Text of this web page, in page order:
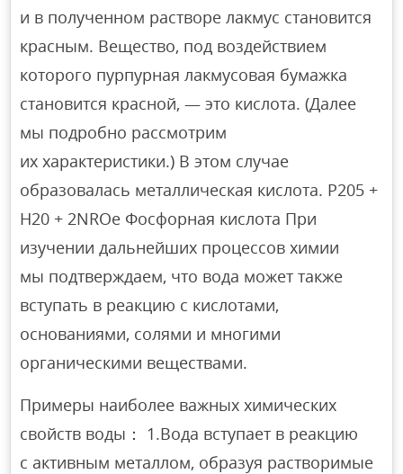
и в полученном растворе лакмус становится
красным. Вещество, под воздействием
которого пурпурная лакмусовая бумажка
становится красной, — это кислота. (Далее
мы подробно рассмотрим
их характеристики.) В этом случае
образовалась металлическая кислота. Р205 +
Н20 + 2NROe Фосфорная кислота При
изучении дальнейших процессов химии
мы подтверждаем, что вода может также
вступать в реакцию с кислотами,
основаниями, солями и многими
органическими веществами.
Примеры наиболее важных химических
свойств воды： 1.Вода вступает в реакцию
с активным металлом, образуя растворимые